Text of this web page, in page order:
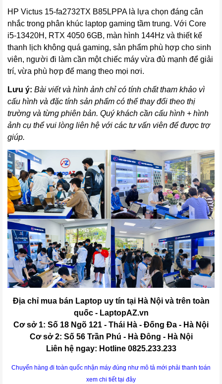
HP Victus 15-fa2732TX B85LPPA là lựa chọn đáng cân
nhắc trong phân khúc laptop gaming tầm trung. Với Core
i5-13420H, RTX 4050 6GB, màn hình 144Hz và thiết kế
thanh lịch không quá gaming, sản phẩm phù hợp cho sinh
viên, người đi làm cần một chiếc máy vừa đủ mạnh để giải
trí, vừa phù hợp để mang theo mọi nơi.
Lưu ý: Bài viết và hình ảnh chỉ có tính chất tham khảo vì
cấu hình và đặc tính sản phẩm có thể thay đổi theo thị
trường và từng phiên bản. Quý khách cần cấu hình + hình
ảnh cụ thể vui lòng liên hệ với các tư vấn viên để được trợ
giúp.
Địa chỉ mua bán Laptop uy tín tại Hà Nội và trên toàn
quốc - LaptopAZ.vn
Cơ sở 1: Số 18 Ngõ 121 - Thái Hà - Đống Đa - Hà Nội
Cơ sở 2: Số 56 Trần Phú - Hà Đông - Hà Nội
Liên hệ ngay: Hotline 0825.233.233
Chuyển hàng đi toàn quốc nhận máy đúng như mô tả mới phải thanh toán
xem chi tiết tại đây